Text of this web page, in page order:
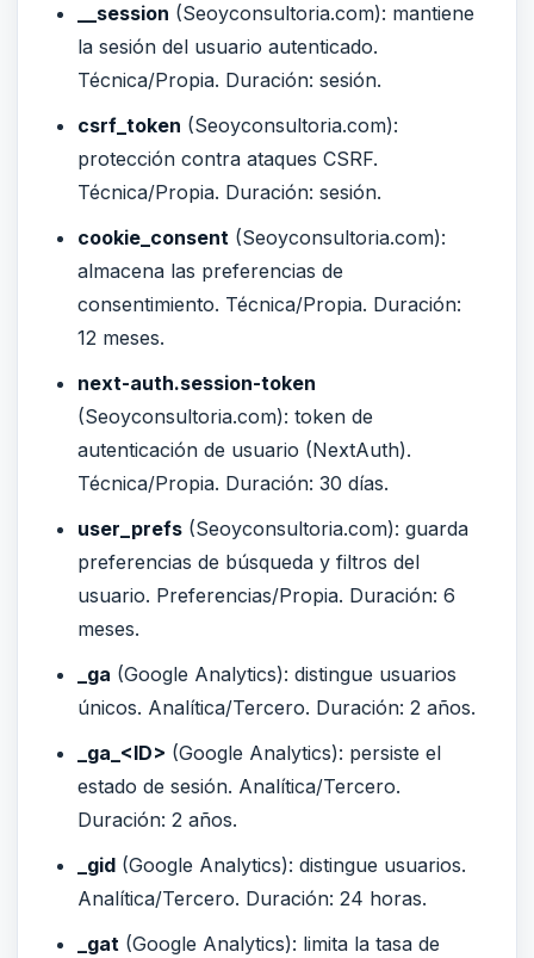
__session (Seoyconsultoria.com): mantiene
la sesión del usuario autenticado.
Técnica/Propia. Duración: sesión.
csrf_token (Seoyconsultoria.com):
protección contra ataques CSRF.
Técnica/Propia. Duración: sesión.
cookie_consent (Seoyconsultoria.com):
almacena las preferencias de
consentimiento. Técnica/Propia. Duración:
12 meses.
next-auth.session-token
(Seoyconsultoria.com): token de
autenticación de usuario (NextAuth).
Técnica/Propia. Duración: 30 días.
user_prefs (Seoyconsultoria.com): guarda
preferencias de búsqueda y filtros del
usuario. Preferencias/Propia. Duración: 6
meses.
_ga (Google Analytics): distingue usuarios
únicos. Analítica/Tercero. Duración: 2 años.
_ga_<ID> (Google Analytics): persiste el
estado de sesión. Analítica/Tercero.
Duración: 2 años.
_gid (Google Analytics): distingue usuarios.
Analítica/Tercero. Duración: 24 horas.
_gat (Google Analytics): limita la tasa de